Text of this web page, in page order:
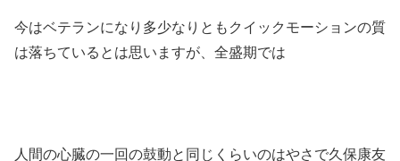
今はベテランになり多少なりともクイックモーションの質
は落ちているとは思いますが、全盛期では
人間の心臓の一回の鼓動と同じくらいのはやさで久保康友